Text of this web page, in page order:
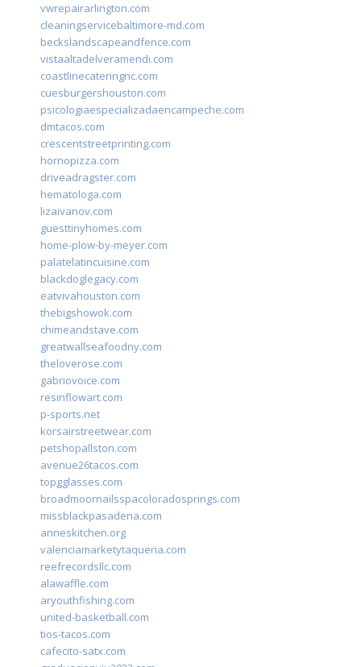
vwrepairarlington.com
cleaningservicebaltimore-md.com
beckslandscapeandfence.com
vistaaltadelveramendi.com
coastlinecateringnc.com
cuesburgershouston.com
psicologiaespecializadaencampeche.com
dmtacos.com
crescentstreetprinting.com
hornopizza.com
driveadragster.com
hematologa.com
lizaivanov.com
guesttinyhomes.com
home-plow-by-meyer.com
palatelatincuisine.com
blackdoglegacy.com
eatvivahouston.com
thebigshowok.com
chimeandstave.com
greatwallseafoodny.com
theloverose.com
gabriovoice.com
resinflowart.com
p-sports.net
korsairstreetwear.com
petshopallston.com
avenue26tacos.com
topgglasses.com
broadmoornailsspacoloradosprings.com
missblackpasadena.com
anneskitchen.org
valenciamarketytaqueria.com
reefrecordsllc.com
alawaffle.com
aryouthfishing.com
united-basketball.com
tios-tacos.com
cafecito-satx.com